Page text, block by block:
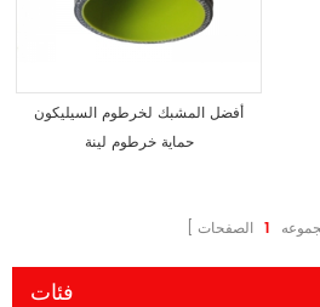
أفضل المشبك لخرطوم السيليكون
حماية خرطوم لينة
1 الصفحات
فئات